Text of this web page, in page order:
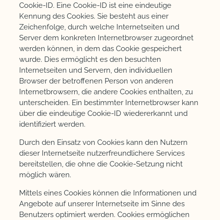
Cookie-ID. Eine Cookie-ID ist eine eindeutige
Kennung des Cookies. Sie besteht aus einer
Zeichenfolge, durch welche Internetseiten und
Server dem konkreten Internetbrowser zugeordnet
werden können, in dem das Cookie gespeichert
wurde. Dies ermöglicht es den besuchten
Internetseiten und Servern, den individuellen
Browser der betroffenen Person von anderen
Internetbrowsern, die andere Cookies enthalten, zu
unterscheiden. Ein bestimmter Internetbrowser kann
über die eindeutige Cookie-ID wiedererkannt und
identifiziert werden.
Durch den Einsatz von Cookies kann den Nutzern
dieser Internetseite nutzerfreundlichere Services
bereitstellen, die ohne die Cookie-Setzung nicht
möglich wären.
Mittels eines Cookies können die Informationen und
Angebote auf unserer Internetseite im Sinne des
Benutzers optimiert werden. Cookies ermöglichen